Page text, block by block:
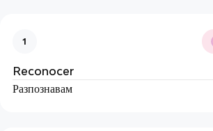
1
Reconocer
Разпознавам